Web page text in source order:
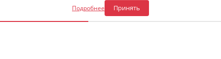
Подробнее Принять